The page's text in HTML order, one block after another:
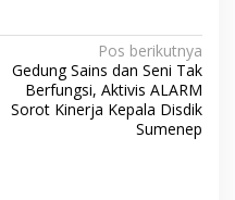
Pos berikutnya
Gedung Sains dan Seni Tak
Berfungsi, Aktivis ALARM
Sorot Kinerja Kepala Disdik
Sumenep